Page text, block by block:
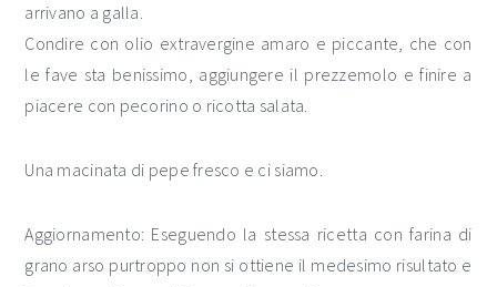
arrivano a galla.
Condire con olio extravergine amaro e piccante, che con
le fave sta benissimo, aggiungere il prezzemolo e finire a
piacere con pecorino o ricotta salata.
Una macinata di pepe fresco e ci siamo.
Aggiornamento: Eseguendo la stessa ricetta con farina di
grano arso purtroppo non si ottiene il medesimo risultato e